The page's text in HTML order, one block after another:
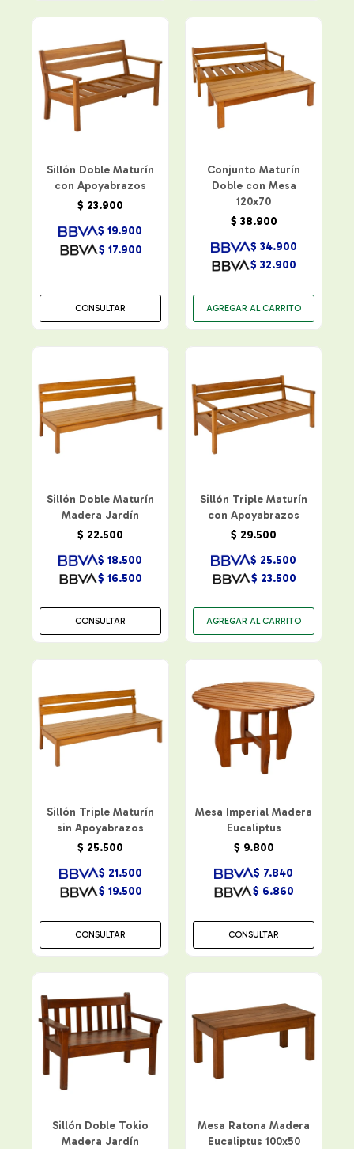
Sillón Doble Maturín
con Apoyabrazos
$ 23.900
$ 17.900
$ 19.900
CONSULTAR
Conjunto Maturín
Doble con Mesa
120x70
$ 38.900
$ 32.900
$ 34.900
Sillón Doble Maturín
Madera Jardín
$ 22.500
$ 16.500
$ 18.500
CONSULTAR
Sillón Triple Maturín
con Apoyabrazos
$ 29.500
$ 23.500
$ 25.500
Sillón Triple Maturín
sin Apoyabrazos
$ 25.500
$ 19.500
$ 21.500
CONSULTAR
Mesa Imperial Madera
Eucaliptus
$ 9.800
$ 6.860
$ 7.840
CONSULTAR
Sillón Doble Tokio
Madera Jardín
Mesa Ratona Madera
Eucaliptus 100x50